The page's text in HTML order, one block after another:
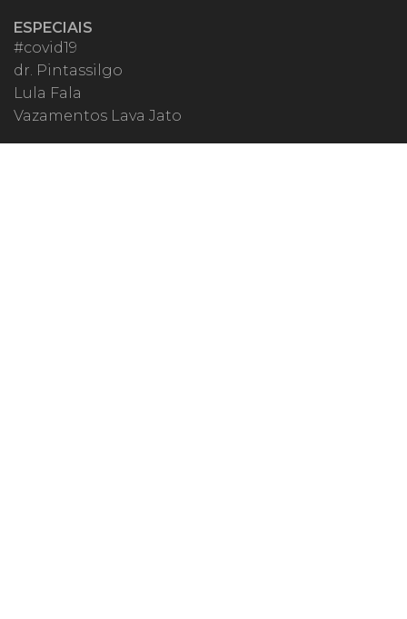
ESPECIAIS
#covid19
dr. Pintassilgo
Lula Fala
Vazamentos Lava Jato